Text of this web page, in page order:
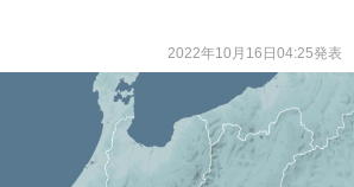
2022年10月16日04:25発表